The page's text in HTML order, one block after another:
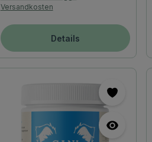
Versandkosten
Details